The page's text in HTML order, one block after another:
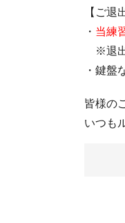
【ご退
・ 当練
※退出
・鍵盤
皆様の
いつも